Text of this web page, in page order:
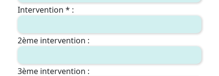
Intervention * :
2ème intervention :
3ème intervention :